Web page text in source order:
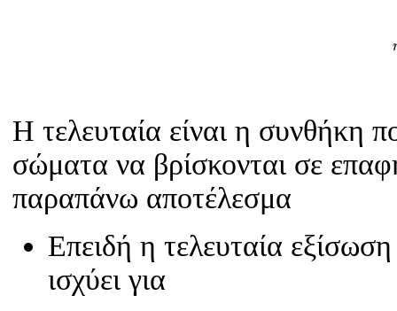
Η τελευταία είναι η συνθήκη
σώματα να βρίσκονται σε
παραπάνω αποτέλεσμα
Επειδή η τελευταία
ισχύει για